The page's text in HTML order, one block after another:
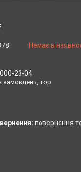
Немає в
23-04
замовлень, Ігор
повернення